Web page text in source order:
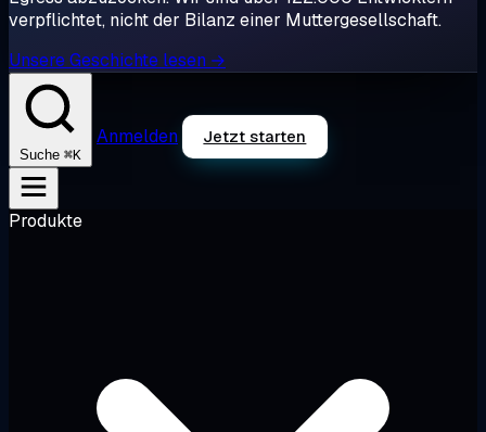
verpflichtet, nicht der Bilanz einer Muttergesellschaft.
Unsere Geschichte lesen →
Suche ⌘K
Anmelden Jetzt starten
Produkte